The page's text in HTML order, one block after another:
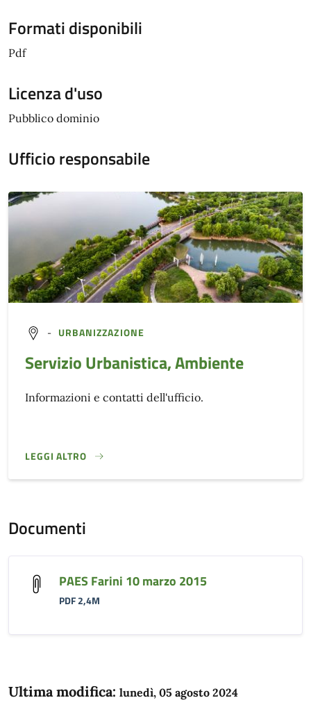
Formati disponibili
Pdf
Licenza d'uso
Pubblico dominio
Ufficio responsabile
- URBANIZZAZIONE
Servizio Urbanistica, Ambiente
Informazioni e contatti dell'ufficio.
LEGGI ALTRO
}
Documenti
PAES Farini 10 marzo 2015
PDF 2,4M
Ultima modifica: lunedì, 05 agosto 2024